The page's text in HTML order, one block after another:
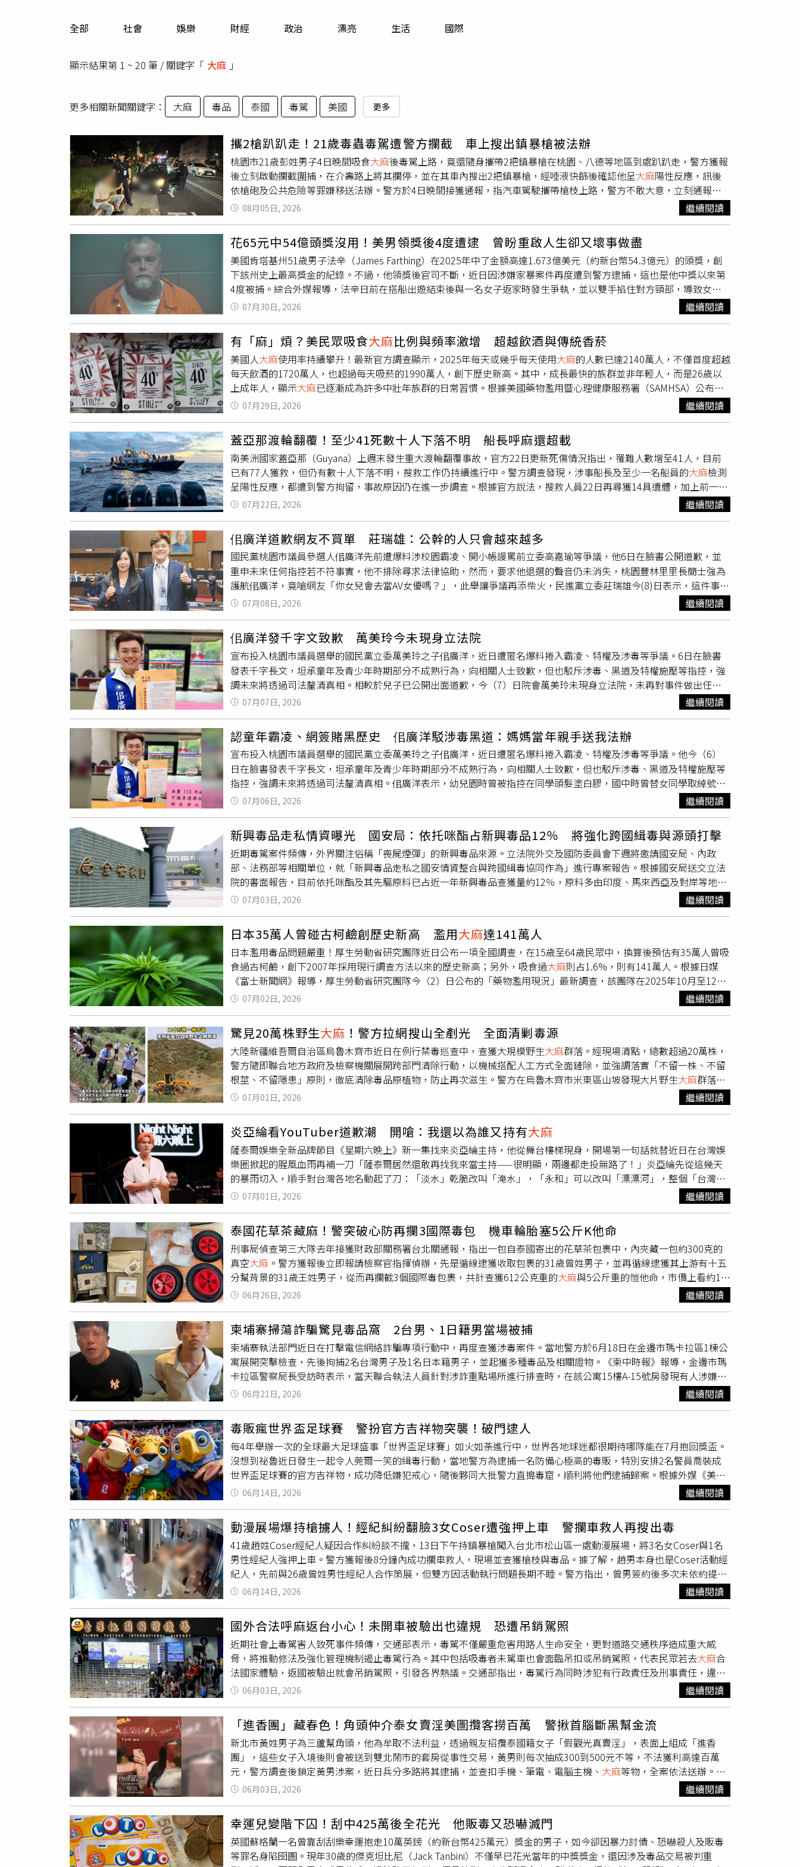
運勢
全部 社會 娛樂 財經 政治 漂亮 生活 國際
顯示結果第 1 ~ 20 筆 / 關鍵字「 大麻 」
更多相關新聞關鍵字： 大麻 毒品 泰國 毒駕 美國 更多
攜2槍趴趴走！21歲毒蟲毒駕遭警方攔截 車上搜出鎮暴槍被法辦
桃園市21歲彭姓男子4日晚間吸食大麻後毒駕上路，竟還隨身攜帶2把鎮暴槍在桃園、八德等地區到處趴趴走，警方獲報
後立刻啟動攔截圍捕，在介壽路上將其攔停，並在其車內搜出2把鎮暴槍，經唾液快篩後確認他呈大麻陽性反應，訊後
依槍砲及公共危險等罪嫌移送法辦。警方於4日晚間接獲通報，指汽車駕駛攜帶槍枝上路，警方不敢大意，立刻通報線
上警力啟動攔截圍捕，在桃園區介壽路上攔下該車，並要求彭姓駕駛下車接受盤查。彭男見自己插翅難飛，只能乖乖配
陽性反應，於是將彭男連人帶槍帶回派出所偵訊，
訊後依違反《槍砲彈藥刀械管制條例》及《刑法》公共危險毒駕等罪嫌移送法辦，相關案情則仍待調查釐清。
08月05日, 2026 繼續閱讀
花65元中54億頭獎沒用！美男領獎後4度遭逮 曾盼重啟人生卻又壞事做盡
美國肯塔基州51歲男子法辛（James Farthing）在2025年中了金額高達1.673億美元（約新台幣54.3億元）的頭獎，創
下該州史上最高獎金的紀錄。不過，他領獎後官司不斷，近日因涉嫌家暴案件再度遭到警方逮捕，這也是他中獎以來第
4度被捕。綜合外媒報導，法辛日前在搭船出遊結束後與一名女子返家時發生爭執，並以雙手掐住對方頸部，導致女子
一度無法正常呼吸。法院紀錄顯示，法辛目前被控一級勒頸傷害罪（涉及家庭暴力）及四級傷害罪（涉及家庭暴力並造
成輕傷），不過他29日在地方法院出庭時否認所有指控、拒絕認罪。法官裁定保釋金1萬5000美元（約新台幣49萬
元）購買威力球彩券，幸運抱回1.673億美元的頭獎獎金而受到外界關注，當時他表示將與母親葛里茲（Linda Grizzle）
分享獎金，葛里茲也曾說希望利用這筆錢償還債務。然而中獎後過沒多久，法辛便在佛羅里達州一家海灘度假村因與人
爆發衝突遭警方逮捕。警方指控，他涉嫌踢傷一名副警長臉部並企圖逃逸，最後遭電擊槍制伏。他事後認罪，被判入監
且另須繳納1000美元罰款。之後，法辛曾受訪表示，希望重新開始人生，坦言自己過去做過許多錯誤的決定，也讓母親
承受不少壓力。不過，今年2月他又因涉嫌恐嚇遭逮捕。警方表示，一名女子報案稱擔心自身安全，警方到場時發現她
躲在書桌底下。女子指稱法辛曾帶她參加聚會，並涉嫌施壓要求她食用一種「軟糖（gummy）」。警方隨後在屋內查獲
手槍、彈藥、 大麻及吸毒器具。隔月法辛再因涉嫌闖入一處民宅並竊取約1萬2000美元（約新台幣39萬元），被控二級
入室竊盜及持有大麻等罪名。據了解，法辛的犯罪紀錄最早可追溯至1994年，涉及竊盜、毒品犯罪、參與有組織犯罪及
逃離拘留設施等案件。依據肯塔基州法律，只要年滿18歲且未受緩刑或假釋條件限制，即使有犯罪前科，仍可合法購買
州彩券。
07月30日, 2026 繼續閱讀
有「麻」煩？美民眾吸食大麻比例與頻率激增 超越飲酒與傳統香菸
美國人大麻使用率持續攀升！最新官方調查顯示，2025年每天或幾乎每天使用大麻的人數已達2140萬人，不僅首度超越
每天飲酒的1720萬人，也超過每天吸菸的1990萬人，創下歷史新高。其中，成長最快的族群並非年輕人，而是26歲以
上成年人，顯示大麻已逐漸成為許多中壯年族群的日常習慣。根據美國藥物濫用暨心理健康服務署（SAMHSA）公布的
最新數據，以及美國國家藥物使用與健康調查結果，2025年約有2140萬名12歲以上美國人每天或幾乎每天使用大麻，
產品；相較之下，每天或大部分時間飲酒者約1720萬人（定義為30天內飲酒20天或以上），每天固
定吸菸者則約1990萬人。調查也指出，自2021年以來，美國固定吸菸人口已下降28%，固定飲酒人口減少24%；反觀
每天使用大麻（吸食及食用）的人數卻激增21%。此外，每天使用電子煙的人數約1750萬人，酒精則跌至美國人日常使
用成癮物質的第4位。雖然整體飲酒人口仍遠高於大麻使用者，調查顯示過去一個月曾飲酒的美國人高達1.29億人，而曾
使用大麻者約4380萬人，但大麻使用者形成固定習慣的比例明顯更高。每月飲酒者中僅約13%每天飲酒；相較之下，每
月吸食大麻 者有40%至50%幾乎天天使用。年齡層分析也顛覆外界印象。研究指出，18至25歲族群每天或幾乎每天使用
大麻的比例約10%至12%，每天飲酒者僅3%至5%，每天吸菸者約9.6%。不過，
使用率成長最快的並非年輕族群，
。研究結果反映，美國民眾的娛
樂及成癮物質使用習慣正持續改變，大麻在合法化範圍擴大及社會接受度提升下，已逐漸取代酒精與傳統香菸，成為越
來越多美國人日常生活的一部分。◎提醒您：吸菸有害健康、吸菸害人害己。◎喝酒勿開車！飲酒過量，有害健康，未
滿18歲請勿飲酒。◎《CTWANT》提醒您：拒絕毒品 珍惜生命
07月29日, 2026 繼續閱讀
蓋亞那渡輪翻覆！至少41死數十人下落不明 船長呼麻還超載
南美洲國家蓋亞那（Guyana）上週末發生重大渡輪翻覆事故，官方22日更新死傷情況指出，罹難人數增至41人，目前
已有77人獲救，但仍有數十人下落不明，搜救工作仍持續進行中。警方調查發現，涉事船長及至少一名船員的大麻檢測
呈陽性反應，都遭到警方拘留，事故原因仍在進一步調查。根據官方說法，搜救人員22日再尋獲14具遺體，加上前一天
已確認的27名死者，使死亡人數攀升至41人。出事的渡輪為「MV Barima號」，建造於1939年，至今已有超過80年船
齡，該渡輪於當地時間上週六晚間在外海翻覆，官方表示，事故發生時船上實際搭載179人，但乘客名冊卻僅登記133
人，顯示有46人未列入正式名單，也讓後續搜救及失聯人數統計更加困難。據了解，這起事故是蓋亞那數十年來最嚴重
的海上災難，政府正動員所有可用資源，全力搜尋失蹤乘客，目前已派遣16艘船隻前往事故海域，由法國潛水員與當地
潛水團隊共同執行水下搜索作業。初步調查認為不完整的乘客名冊以及船員疑似吸毒，都可能是導致事故的重要因素，
警方表示，船長及至少一名船員接受毒品檢測後，大麻 反應呈陽性，兩人已遭拘留接受調查，當局強調政府對船員值勤
期間飲酒或吸毒採「零容忍」政策，並說明這是非常嚴重的事情。
07月22日, 2026 繼續閱讀
佀廣洋道歉網友不買單 莊瑞雄：公幹的人只會越來越多
國民黨桃園市議員參選人佀廣洋先前遭爆料涉校園霸凌、開小帳謾罵前立委高嘉瑜等爭議，他6日在臉書公開道歉，並
重申未來任何指控若不符事實，他不排除尋求法律協助，然而，要求他退選的聲音仍未消失，桃園豐林里里長簡士強為
護航佀廣洋，竟嗆網友「你女兒會去當AV女優嗎？」，此舉讓爭議再添柴火，民進黨立委莊瑞雄今(8)日表示，這件事越
扯越離譜，本來只是犯眾怒，「現在我看公幹的人會越來越多」。佀廣洋6日針對他的爭議回應，他願意為他傷害同學
煙彈、開小帳謾罵高嘉瑜等離譜行為，他強調
未來若有任何指控與事實不符，他將交由司法調查，釐清真相，並表示將記取教訓、反省改進。針對此風波，多位被外
界視為萬美玲樁腳的桃園里長表態支持佀廣洋，而桃園豐林里里長簡士強竟在他自己貼文下標記網友反嗆「你女兒會去
當AV女優嗎？」此話一出，引發大量網友不滿。莊瑞雄今(8)日在輿情回應記者會上表示，桃園市民對於民意代表有蠻高
的標準檢驗，尤其佀廣洋是萬美玲的兒子，但若佀讓人覺得「我家實力很強，國民黨在桃園就是這麼的偉大，做錯事情
又怎麼樣，拖過一段時間就好了，大家就忘光光」，莊直言這太小看桃園市民了。莊瑞雄表示，危機控管可以用更正面
的理由，但里長用職業歧視的回應方式，只會讓網友怒氣更大，本來只是犯眾怒的爭議，「現在我看公幹的人會越來越
多」。莊喊話，若萬美玲不曉得怎麼處理風波，可以詢問國民黨團的其他成員，要脫身最好的方式是誠懇的澄清說明，
並接受各界的指教，以此尋求桃園市民的認同，不然過多的小動作，反噬的力量就會一直存在。
07月08日, 2026 繼續閱讀
佀廣洋發千字文致歉 萬美玲今未現身立法院
宣布投入桃園市議員選舉的國民黨立委萬美玲之子佀廣洋，近日遭匿名爆料捲入霸凌、特權及涉毒等爭議。6日在臉書
發表千字長文，坦承童年及青少年時期部分不成熟行為，向相關人士致歉，但也駁斥涉毒、黑道及特權施壓等指控，強
調未來將透過司法釐清真相。相較於兒子已公開出面道歉，今（7）日院會萬美玲未現身立法院，未再對事件做出任何
回應。佀廣洋表示，幼兒園時曾被指控在同學頭髮塗白膠，國中時曾替女同學取綽號、與亞斯伯格症同學發生推擠，以
及過去感情處理不成熟等，他都願意反省並致歉；對於曾因外送延誤詢問對方「是否出車禍」，因用詞不當造成不適，
也表達歉意。不過，針對要求警衛罰寫名字、偷吃同學雞排、將同學手機泡水、開小帳號攻擊他人等傳聞，佀廣洋一一
否認，強調相關帳號並非自己所有，更駁斥涉入黑道及販售大麻 煙彈等指控，表示願意接受司法調查自證清白。針對外
界質疑母親萬美玲動用立委特權施壓，佀廣洋表示，籃球隊事件是自己遭同學毆打受傷，母親選擇原諒，並無家長下跪
求情情節，大學休學也都是依正常程序辦理。佀廣洋也坦承高中時曾因參與網路簽賭深感懊悔，並透露當年是母親親自
將他送辦，經少年法庭依法裁定責付，以此駁斥外界所稱「動用特權包庇」的說法。相較於兒子已公開出面道歉，今日
院會萬美玲未現身立法院，未再對事件做出任何回應。
07月07日, 2026 繼續閱讀
認童年霸凌、網簽賭黑歷史 佀廣洋駁涉毒黑道：媽媽當年親手送我法辦
宣布投入桃園市議員選舉的國民黨立委萬美玲之子佀廣洋，近日遭匿名爆料捲入霸凌、特權及涉毒等爭議。他今（6）
日在臉書發表千字長文，坦承童年及青少年時期部分不成熟行為，向相關人士致歉，但也駁斥涉毒、黑道及特權施壓等
指控，強調未來將透過司法釐清真相。佀廣洋表示，幼兒園時曾被指控在同學頭髮塗白膠，國中時曾替女同學取綽號、
與亞斯伯格症同學發生推擠，以及過去感情處理不成熟等，他都願意反省並致歉；對於曾因外送延誤詢問對方「是否出
車禍」，因用詞不當造成不適，也表達歉意。不過，針對要求警衛罰寫名字、偷吃同學雞排、將同學手機泡水、開小帳
號攻擊他人等傳聞，佀廣洋一一否認，強調相關帳號並非自己所有，更駁斥涉入黑道及販售
大麻
煙彈等指控，表示願意
接受司法調查自證清白。針對外界質疑母親萬美玲動用立委特權施壓，佀廣洋表示，籃球隊事件是自己遭同學毆打受
傷，母親選擇原諒，並無家長下跪求情情節；至於大學休學也都是依正常程序辦理。此外，佀廣洋也坦承高中時曾因參
與網路簽賭深感懊悔，並透露當年是母親親自將他送辦，經少年法庭依法裁定責付，以此駁斥外界所稱「動用特權包
庇」的說法。他強調，做錯的事會承擔，未來若再有不實指控，將循法律途徑維護自身權益。
07月06日, 2026 繼續閱讀
新興毒品走私情資曝光 國安局：依托咪酯占新興毒品12％ 將強化跨國緝毒與源頭打擊
近期毒駕案件頻傳，外界關注俗稱「喪屍煙彈」的新興毒品來源。立法院外交及國防委員會下週將邀請國安局、內政
部、法務部等相關單位，就「新興毒品走私之國安情資整合與跨國緝毒協同作為」進行專案報告。根據國安局送交立法
院的書面報告，目前依托咪酯及其先驅原料已占近一年新興毒品查獲量約12％，原料多由印度、馬來西亞及對岸等地走
私來台，未來將透過情報整合、國際合作及科技偵蒐等方式，加強源頭打擊與跨境查緝。國安局統計，近一年查獲毒品
中，以4-甲基甲基卡西酮及其先驅原料占約26％最多，其次為愷他命及先驅原料約25％，依托咪酯及其先驅原料約占
7％，其餘則為海洛因、古柯鹼、
及安非他命等毒品。若以新興毒品類別分析，4-甲基甲基卡西酮及其先驅原料占比
約45％居首，愷他命及先驅原料約43％，依托咪酯及其先驅原料則約占12％。雖然比例相對較低，但因依托咪酯屬第一
級毒品，且近來多起毒駕案件皆與其有關，因此受到高度關注。報告指出，三級毒品4-甲基甲基卡西酮主要來自對岸、
香港及澳門，常與愷他命混合，偽裝成咖啡包、茶包等產品，以規避查緝。至於依托咪酯，其成品粉末多由印度、馬來
西亞流入，而對岸則是先驅原料「依托咪酯酸」的重要來源地。國安局表示，新興毒品主要透過海空貨櫃夾藏、船舶接
駁及國際包裹寄送等方式非法輸入台灣。未來將整合國安情報團隊資源，強化跨機關合作，並透過國際情報交流掌握販
毒線索，協助司法警察機關查緝跨境毒品犯罪。在防制作為方面，國安局將持續整合情資能量，加強防堵海上走私、海
空運輸及人體夾帶毒品等犯罪模式，同時掌握軍營內外涉毒網絡，降低毒品流入風險。此外，國安局也將持續與友盟國
家深化合作，透過情資交換、反毒會議及經驗分享，掌握國際毒品犯罪趨勢；並分析歷年查獲案件，建構毒品來源、運
輸及販售網絡，朝「源頭打擊」目標推進。針對新興犯罪手法，國安局指出，未來也將結合司法警察機關運用科技偵
蒐，加強暗網巡查及數位情資蒐集，掌握利用虛擬貨幣、電子錢包等方式隱匿毒品交易金流的犯罪模式，並透過反毒情
報訓練、無人機操作等實務課程，提升查緝與情資分析能力。
07月03日, 2026 繼續閱讀
日本35萬人曾碰古柯鹼創歷史新高 濫用大麻達141萬人
日本濫用毒品問題嚴重！厚生勞動省研究團隊近日公布一項全國調查，在15歲至64歲民眾中，換算後預估有35萬人曾吸
食過古柯鹼，創下2007年採用現行調查方法以來的歷史新高；另外，吸食過大麻則占1.6%，則有141萬人。根據日媒
《富士新聞網》報導，厚生勞動省研究團隊今（2）日公布的「藥物濫用現況」最新調查，該團隊在2025年10月至12月
間，從全國15歲至64歲的5000人中取得3156份有效問卷。這些人中使用過古柯鹼的人占整體0.4%，換算全國人口約為
35萬人，創下自2007年採用現行調查方法的歷史新高。其中坦承曾有吸食古柯鹼經驗的受訪者比例，男性為0.5%，女
性則為0.3%，若將此比率依日本總人口數進行換算，約等同於35萬人曾暴露於古柯鹼風險之中。除了古柯鹼問題日益顯
著之外，該份調查也指出，目前日本境內藥物濫用最為嚴重的品項仍是「大麻」。數據顯示，曾吸食
達1.6%，換算後約有141萬人，明顯反映出大麻在當地不法藥物市場中的高普及率，成為日本政府目前亟需防範與宣導
的首要核心。事實上，不久前日媒曾報導台灣頻傳毒駕事件，近期沖繩也查獲多起有關使用毒品「依托咪酯
（Etomidate）」的案件，令日本各界憂心濫用「依托咪酯（Etomidate）」的狀況會在日本全國蔓延。
07月02日, 2026 繼續閱讀
驚見20萬株野生大麻 ！警方拉網搜山全剷光 全面清剿毒源
大陸新疆維吾爾自治區烏魯木齊市近日在例行禁毒巡查中，查獲大規模野生大麻群落。經現場清點，總數超過20萬株，
警方隨即聯合地方政府及檢察機關展開跨部門清除行動，以機械搭配人工方式全面鏟除，並強調落實「不留一株、不留
根莖、不留隱患」原則，徹底清除毒品原植物，防止再次滋生。警方在烏魯木齊市米東區山坡發現大片野生大麻群落，
數量超過20萬株。綜合大陸媒體報導，烏魯木齊市米東區公安分局禁毒大隊日前偕同柏楊河哈薩克族鄉派出所，持續執
行常態化禁種鏟毒踏查工作，鎖定山林、荒地、坡地等人煙較少、容易藏匿毒品原植物的區域，以徒步拉網方式逐一巡
株。警方確認情況後，立即通報柏楊河鄉政府及米東區人民檢察院等單位共同處置，並迅速劃設警戒區域、固定現場證
據，隨後採取大型機具與人工同步清除的方式，將所有野生大麻 連根剷除，同時清理殘留根莖，避免植株再次萌發，確
保毒源徹底清除，不留下任何後續風險。執法人員採取機械搭配人工方式，全面剷除野生大麻植株，避免毒品原植物再
次生長。警方表示，禁種鏟毒工作除了仰賴例行巡查外，也希望民眾共同參與，一旦發現疑似非法栽種或野生毒品原植
物，應立即向警方通報，以利及時處置，避免毒品原植物流入非法用途，維護社會治安與公共安全。禁毒單位也提醒，
雖然在部分國家及地區開放醫療或娛樂用途，但大量或長期吸食仍可能對人體健康造成嚴重危害。過量使用可能導
致意識不清、焦慮、憂鬱、敵意增加，甚至出現自殺傾向；長期濫用則可能誘發精神錯亂、偏執及妄想等精神疾病。警
方針對山林、荒地及坡地等隱蔽區域展開拉網式巡查，查獲大規模野生大麻。此外， 大麻還可能損害大腦記憶力、注意
力、計算能力及判斷能力，使思考遲鈍、反應變慢，長期吸食甚至可能引發退化性腦部病變。同時，大麻也會削弱人體
免疫系統，降低細胞及體液免疫功能，增加感染病毒與細菌的風險；對呼吸系統而言，吸食 大麻可能造成支氣管炎、咽
喉炎、氣喘發作及喉頭水腫等疾病，研究指出，吸食一支大麻菸對肺功能造成的影響，甚至可能高於一支香菸。禁毒單
位指出，大麻還會影響肌肉協調及身體平衡能力，過量吸食可能導致站立不穩、手部顫抖，並降低操作精密機械及駕駛
交通工具的能力，增加意外事故風險，因此呼籲民眾切勿因好奇或誤信不實資訊而接觸毒品，共同防範毒害危及個人健
康與社會安全。
07月01日, 2026 繼續閱讀
炎亞綸看YouTuber道歉潮 開嗆：我還以為誰又持有大麻
薩泰爾娛樂全新品牌節目《星期六晚上》新一集找來炎亞綸主持，他從舞台樓梯現身，開場第一句話就替近日在台灣娛
樂圈掀起的腥風血雨再補一刀「薩泰爾居然還敢再找我來當主持——很明顯，兩邊都走投無路了！」炎亞綸先從這幾天
的暴雨切入，順手對台灣各地名動起了刀：「淡水」乾脆改叫「淹水」，「永和」可以改叫「漂漂河」，整個「台灣」
乾脆改叫「馬拉灣」。他更是話鋒一轉提到：「以後過海關是不是就會像這樣？」背後投影出一段淹水影片，再緩緩說
出「這個就叫做八仙過海關。」雙關語說得漫不經心，台下笑聲卻炸得相當徹底。而針對近期YouTube圈道歉風波接連
不斷，從呱吉、蔡阿嘎到Dodoman，炎亞綸替沒跟上的觀眾直接整理口述了一份完整懶人包：Dodoman 道歉的原因，
說穿了就是「大家只喜歡看兩個男的，不喜歡看一男一女的影片」他先搖了搖頭無奈地說：「我真的是生錯年代了。」
接著又立刻宣誓立場「我也只愛嘟man——不是，嘟嘟man啊！誰要女的啊！」本以為這裡已是結尾，炎亞綸又在觀眾
的笑完之後，補上整段最辛辣的一刀：「但這真的有嚴重到需要道歉嗎？看他們影片那個素顏的樣子，我還以為誰又持
有大麻咧。」而關於近期台灣牛奶榮登全球最貴的社會議題，炎亞綸也表示早有預言。他戴上眼鏡、拿起雷射筆，
在 LED 大螢幕上重現當年那篇臉書貼文逐字朗讀：「好一陣子沒下雨，這幾天狂下雨讓牛都無法排汗，因此食慾不佳造
成奶量減少、乳價上漲不斷 我的觀察啦」念畢抬頭，淡淡問：「質疑我的人，我只想問一句——您是農經系的嗎？」
他更宣布已建立維基百科條目「下雨牛奶說」，並掃視全場，目光精準落在觀眾席裡素顏穿白 T 的陳大天身上：「一臉
就是要道歉的樣子。」陳大天自辯「我現在不是素顏」，卻換來更大的傷害：「你化了妝還這麼醜？」最終陳大天只能
俯首認罪：「對不起，我不應該質疑你的農經專業。」炎亞綸微笑收下，卻補了一句讓全場意味深長的話：「你需要道
歉的是更重要的事吧！」
07月01日, 2026 繼續閱讀
泰國花草茶藏麻！警突破心防再攔3國際毒包 機車輪胎塞5公斤K他命
刑事局偵查第三大隊去年接獲財政部關務署台北關通報，指出一包自泰國寄出的花草茶包裹中，內夾藏一包約300克的
真空大麻 。警方獲報後立即報請檢察官指揮偵辦，先是循線逮獲收取包裹的31歲曾姓男子，並再循線逮獲其上游有十五
分幫背景的31歲王姓男子，從而再攔截3個國際毒包裹，共計查獲612公克重的大麻與5公斤重的愷他命，市價上看約1千
萬餘元。據了解，有十五分幫背景的31歲王姓男子，其涉嫌指使31歲的曾姓男子前往收取自泰國寄來的花草茶禮盒，從
磚，警方收獲線報後，先是於新北市新莊將收貨的曾姓男子逮捕到案，掌握其前
往淡水河丟棄相關證據，從而循線逮獲指使曾男前往收取包裹的王姓男子。警方將2人逮捕到案後，也突破2人心防，進
而得知後續還有3個毒包裹準備寄送來台，於去年11月通報關務署後，查獲自西班牙寄來台的3個機車輪胎內藏有5公斤
重的愷他命，與2個花草茶禮盒內夾有2包毒品大麻，總重約298公克，總計查獲第二級毒品大麻612.9公克、第三級毒品
愷他命5.1015公斤，粗估黑市價格約1千萬元，另再查獲毒品咖啡包5包及手機11支等證物。全案訊後依違反毒品危害防
制條例移請台北地檢署偵辦，2人均遭法院收押。刑事局為落實行政院訂頒之「新世代反毒策略行動綱領」第二期「溯
毒、追人、斷金流」之「斷絕毒三流」反毒總目標；本案專案人員以「人」為中心追緝運毒網絡成員及源頭，展現刑事
局截毒關口、溯源斷根之決心。毒品嚴重影響社會治安、國人身心健康甚鉅，參與製造、運輸、販賣毒品更為刑事重
罪，一經查獲恐將面臨終生牢獄，在此特別呼籲民眾切勿以身試法；刑事局會持續強力掃蕩不法黑幫及毒品集團，精準
溯源斷根，全力打擊瓦解製、運、販毒組織，以維護國民安居樂業之生活空間。
06月26日, 2026 繼續閱讀
柬埔寨掃蕩詐騙驚見毒品窩 2台男、1日籍男當場被捕
柬埔寨執法部門近日在打擊電信網絡詐騙專項行動中，再度查獲涉毒案件。當地警方於6月18日在金邊市瑪卡拉區1棟公
寓展開突擊檢查，先後拘捕2名台灣男子及1名日本籍男子，並起獲多種毒品及相關證物。《柬中時報》報導，金邊市瑪
卡拉區警察局長受訪時表示，當天聯合執法人員針對涉詐重點場所進行排查時，在該公寓15樓A-15號房發現有人涉嫌販
賣、吸食及非法持有毒品，當場拘捕2名台灣男子，並查獲2大包冰毒、3包疑似毒品粉末，以及分裝工具等證物。隨
後，執法人員在同棟公寓11樓I2-11號房再度發現另宗毒品案件，並拘捕1名日本籍男子。柬埔寨警方在現場查獲4大包
、38顆毒品藥丸、1包冰毒，以及電子秤、
卷煙紙、研磨器與大量塑料分裝袋等工具。當地警方指出，相關案
件目前仍在進一步調查中，將持續釐清毒品來源及是否與電信詐騙犯罪網絡有關，並依法處理後續偵辦程序。
06月21日, 2026 繼續閱讀
毒販瘋世界盃足球賽 警扮官方吉祥物突襲！破門逮人
每4年舉辦一次的全球最大足球盛事「世界盃足球賽」如火如荼進行中，世界各地球迷都很期待哪隊能在7月抱回獎盃。
沒想到祕魯近日發生一起令人莞爾一笑的緝毒行動，當地警方為逮捕一名防備心極高的毒販，特別安排2名警員喬裝成
世界盃足球賽的官方吉祥物，成功降低嫌犯戒心，隨後夥同大批警力直搗毒窟，順利將他們逮捕歸案。根據外媒《美聯
社》報導，祕魯打擊一般犯罪的精銳部隊「綠色中隊」（Green Squadron）隊長阿爾坎塔拉（Carlos Alcántara）上校
表示，這次行動鎖定的嫌犯為48歲男子卡布雷拉（Carlos Cabrera）；警方獲得情報，卡布雷拉是一名無可救藥的超級
坎塔拉上校指出，由於卡布雷拉警覺性高，因此決定讓2名警員穿上吸睛的世界盃足球賽官方吉祥物的人偶裝，方便在
不引起任何懷疑的情況下接近嫌犯住所。行動當日，這2名警員分別化身為代表美國的禿鷹「Clutch」與代表加拿大的駝
鹿「Maple」，一接近現場並鎖定卡布雷拉的藏身地，立刻拿起金屬大鐵錘猛力砸開大門，後方待命的持槍警員隨即一
擁而上，當場將措手不及的嫌犯制伏。警方在隨後的搜索中，於該據點起獲了2524塊古柯膏、210公克的古柯鹼粉末、
209公克的大麻、一把手槍、彈藥和現金等。根據秘魯現行法律規定，販賣微量毒品屬於違法行為，凡被查獲持有5至50
克古柯膏者，將面臨3至7年的有期徒刑。事實上，這並非祕魯警方首次利用「變裝術」破案，過去為了在不驚動嫌犯的
情況下順利接近，利馬警方就曾多次發揮創意，讓警員化身為各式熱門電影或節慶角色，包括聖誕老人、鬼靈精
（Grinch）、傑森與佛萊迪、死侍及金鋼狼等。
06月14日, 2026 繼續閱讀
動漫展場爆持槍擄人！經紀糾紛翻臉3女Coser遭強押上車 警攔車救人再搜出毒
41歲趙姓Coser經紀人疑因合作糾紛談不攏，13日下午持鎮暴槍闖入台北市松山區一處動漫展場，將3名女Coser與1名
男性經紀人強押上車。警方獲報後8分鐘內成功攔車救人，現場並查獲槍枝與毒品。據了解，趙男本身也是Coser活動經
紀人，先前與26歲曾姓男性經紀人合作策展，但雙方因活動執行問題長期不睦。警方指出，曾男簽約後多次未依約提供
足夠女Coser人數，且經常遲到、早退，導致趙男遭主辦單位責難，甚至被追討活動費用，雙方因此積怨已久。13日下
午，趙男夥同40歲鍾姓男子，以出遊名義租賃高檔豐田保母車，進入位於復興北路的展場後，持鎮暴槍抵住曾男腰部，
要求曾男與旗下3名女Coser一同上車「談判」。松山警方接獲報案後，中崙派出所立即啟動快打機制，通報勤務指揮中
心進行區域封鎖，掌握涉案車輛資訊後，於8分鐘內在復興北路與興安街口成功攔停保母車。警方表示，4名被害人均平
安獲救，過程中無人受傷。警方並在車內及兩名嫌犯隨身物品中，查扣模擬槍1把、鎮暴槍1把，以及安非他命、大麻
彈、依托咪酯煙彈等大批毒品。全案訊後依妨害自由及違反《毒品危害防制條例》等罪嫌，移送台北地檢署偵辦。
06月14日, 2026 繼續閱讀
國外合法呼麻返台小心！未開車被驗出也違規 恐遭吊銷駕照
近期社會上毒駕害人致死事件頻傳，交通部表示，毒駕不僅嚴重危害用路人生命安全，更對道路交通秩序造成重大威
脅，將推動修法及強化管理機制遏止毒駕行為。其中包括吸毒者未駕車也會面臨吊扣或吊銷駕照，代表民眾若去大麻合
法國家體驗，返國被驗出就會吊銷駕照，引發各界熱議。交通部指出，毒駕行為同時涉犯有行政責任及刑事責任，違反
《道路交通管理處罰條例》第35條及《刑法》第185條之3規定，依法將優先追究刑事責任，以有效遏止毒駕行為。為了
進一步強化毒駕防制作為，交通部規劃修正《道路交通管理處罰條例》，重點包括將吸食毒品後駕車者由現行吊扣駕駛
執照1至2年，加重為吊銷駕駛執照且3年內不得再考領；對施用第一級、第二級毒品者，即使未有駕車行為，亦將吊銷
其駕駛執照並限制重新考領，施用第三級、第四級毒品者則吊扣其駕駛執照；同時提高毒駕初、累犯罰鍰額度，並增訂
年滿18歲同車乘客明知駕駛人施用毒品仍搭乘者之處罰規定，藉由共同責任機制提升社會防制效果。若民眾前往像是泰
國開放 大麻合法的國家，體驗抽大麻後返國被驗出就可能在未駕車情況下面臨被吊扣或吊銷駕照處分。對此，交通部也
指出，各國有各自法令規定，國外合法的行為在台灣未必合法，原則是進到我國境內就要遵守我國法令，故大麻依毒品
危害防制條例屬二級毒品，即使吸食行為在國外，返國經警方確認有施用毒品情形並通報，未來就可依修法後的《道路
交通管理處罰條例》舉發處罰。除此之外，交通部也將建立毒駕者及施用毒品者的駕駛資格管理制度。未來受吊扣、吊
銷駕照處分者，須完成毒品戒癮治療或毒品危害講習，並於一定期間內未再施用毒品，始得重新考領或換發駕駛執照，
透過結合交通管理與戒癮輔導機制，促使行為人戒除毒癮，降低吸毒後駕車違反交通安全的風險。在短期措施方面，交
通部將優先修正《道路交通安全規則》，要求經確認施用毒品者，須完成相關治療或講習，並持續符合規定條件後，始
得換發短期駕駛執照或重新考領駕照，以儘速落實源頭管理及風險控管機制。交通部強調，政府對於毒駕行為絕不寬
06月03日, 2026 繼續閱讀
「進香團」藏春色！角頭仲介泰女賣淫美圖攬客撈百萬 警揪首腦斷黑幫金流
新北市黃姓男子為三蘆幫角頭，他為牟取不法利益，透過親友招攬泰國籍女子「假觀光真賣淫」，表面上組成「進香
團」，這些女子入境後則會被送到雙北鬧市的套房從事性交易，黃男則每次抽成300到500元不等，不法獲利高達百萬
元，警方調查後鎖定黃男涉案，近日兵分多路將其逮捕，並查扣手機、筆電、電腦主機、 大麻等物，全案依法送辦。警
方調查，該應召集團分工專業，黃姓主嫌特地招攬具有美工設計專長的林姓共犯擔任「寫手小編」，利用高超的修圖技
術與特效圖貼美化旗下女子，製作成精美的行銷文案與宣傳照，放在各大網路平台招攬生意。為了規避警方查緝，該集
團還將通訊群組取名為「進香團」，並將尋芳客謔稱為「香客」，以宗教用語掩蓋性交易，黃男則是每次抽成300到500
元，不法獲利高達百萬。新北市刑大整合分析各分局查獲的性交易案件，發現幕後有幫派集團操控，透過跨域性情資整
合分析鎖定黃男涉案，警方近日兵分多路收網，逮捕黃嫌及旗下3名林姓、陳姓、邱姓等共犯，查扣手機8支、筆電1
臺、電腦主機1臺、毒品大麻1包等相關證物，詢後依涉嫌組織犯罪防制條例、毒品危害防制條例、妨害風化及洗錢防制
06月03日, 2026 繼續閱讀
幸運兒變階下囚！刮中425萬後全花光 他販毒又恐嚇滅門
英國蘇格蘭一名曾靠刮刮樂幸運抱走10萬英鎊（約新台幣425萬元）獎金的男子，如今卻因暴力討債、恐嚇殺人及販毒
等罪名身陷囹圄。現年30歲的傑克坦比尼（Jack Tanbini）不僅早已花光當年的中獎獎金，還因涉及毒品交易被判重